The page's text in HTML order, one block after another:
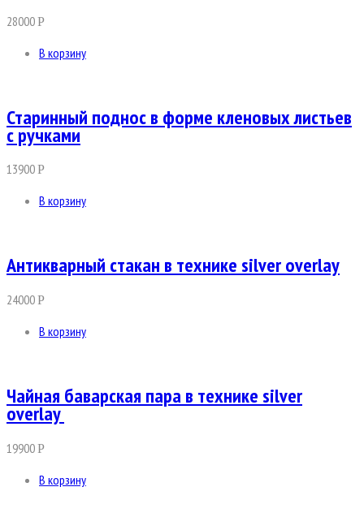
28000Р
В корзину
Старинный поднос в форме кленовых листьев
с ручками
13900Р
В корзину
Антикварный стакан в технике silver overlay
24000Р
В корзину
Чайная баварская пара в технике silver
overlay
19900Р
В корзину